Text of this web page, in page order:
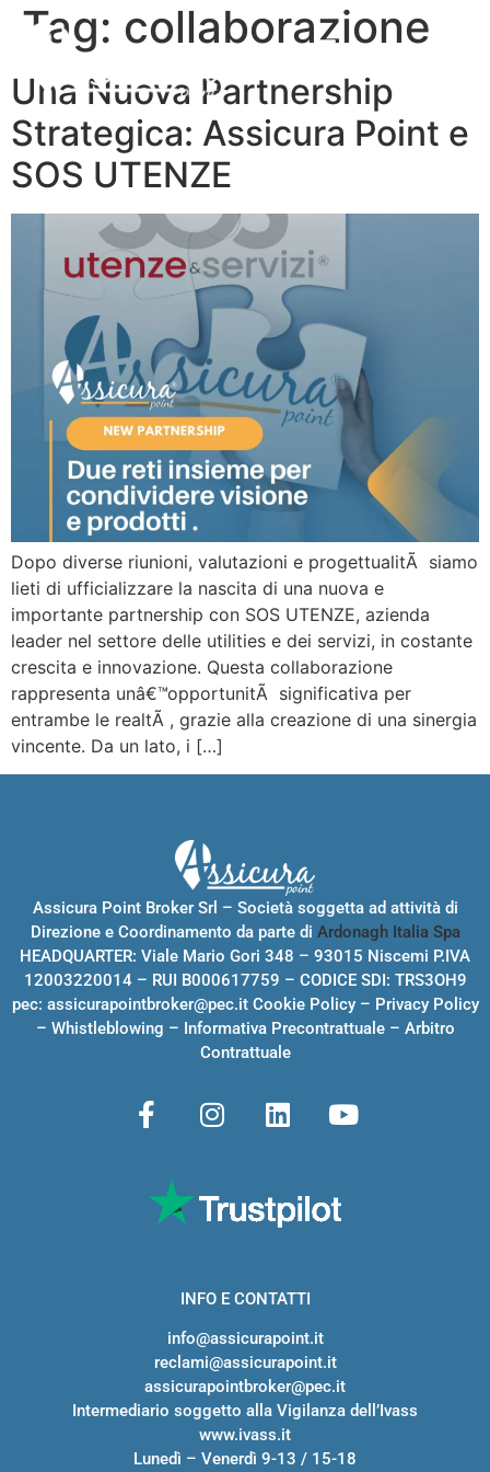
Tag: collaborazione
Una Nuova Partnership
Strategica: Assicura Point e
SOS UTENZE
Dopo diverse riunioni, valutazioni e progettualitÃ siamo
lieti di ufficializzare la nascita di una nuova e
importante partnership con SOS UTENZE, azienda
leader nel settore delle utilities e dei servizi, in costante
crescita e innovazione. Questa collaborazione
rappresenta unâ€™opportunitÃ significativa per
entrambe le realtÃ , grazie alla creazione di una sinergia
vincente. Da un lato, i […]
Assicura Point Broker Srl – Società soggetta ad attività di
Direzione e Coordinamento da parte di Ardonagh Italia Spa
HEADQUARTER: Viale Mario Gori 348 – 93015 Niscemi P.IVA
12003220014 – RUI B000617759 – CODICE SDI: TRS3OH9
pec: assicurapointbroker@pec.it Cookie Policy– Privacy Policy
– Whistleblowing – Informativa Precontrattuale– Arbitro
Contrattuale
INFO E CONTATTI
info@assicurapoint.it
reclami@assicurapoint.it
assicurapointbroker@pec.it
Intermediario soggetto alla Vigilanza dell’Ivass
www.ivass.it
Lunedì – Venerdì 9-13 / 15-18